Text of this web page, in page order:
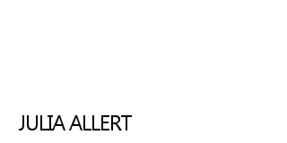
JULIA ALLERT